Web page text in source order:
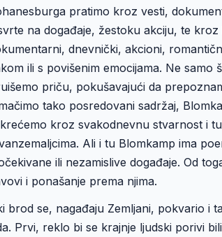
pratimo kroz vesti,
na događaje, žestoku akciju, te
dnevnički, akcioni,
ili s povišenim emocijama. Ne
priču, pokušavajući da
tako posredovani sadržaj,
kroz svakodnevnu stvarnost i
Ali i tu Blomkamp ima
ili nezamislive događaje. Od
i ponašanje prema njima.
brod se, nagađaju Zemljani, pokvario i
Prvi, reklo bi se krajnje ljudski porivi